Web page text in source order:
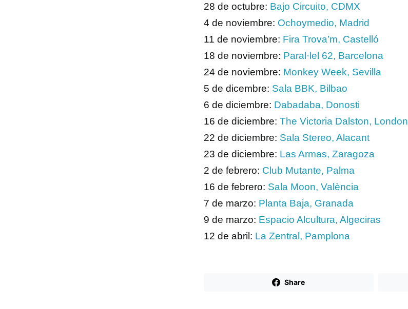
28 de octubre: Bajo Circuito, CDMX
4 de noviembre: Ochoymedio, Madrid
11 de noviembre: Fira Trova’m, Castelló
18 de noviembre: Paral·lel 62, Barcelona
24 de noviembre: Monkey Week, Sevilla
5 de dicembre: Sala BBK, Bilbao
6 de diciembre: Dabadaba, Donosti
16 de diciembre: The Victoria Dalston, London
22 de diciembre: Sala Stereo, Alacant
23 de diciembre: Las Armas, Zaragoza
2 de febrero: Club Mutante, Palma
16 de febrero: Sala Moon, València
7 de marzo: Planta Baja, Granada
9 de marzo: Espacio Alcultura, Algeciras
12 de abril: La Zentral, Pamplona
Share